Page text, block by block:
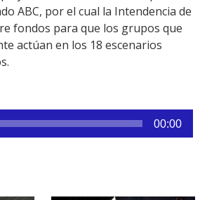
ABC, por el cual la Intendencia de
fondos para que los grupos que
actúan en los 18 escenarios
00:00